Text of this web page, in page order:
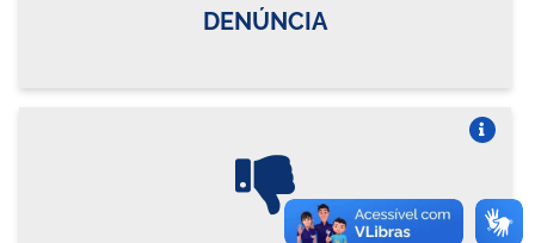
DENÚNCIA